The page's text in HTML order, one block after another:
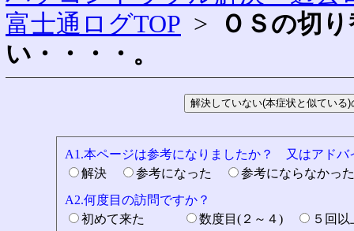
富士通ログTOP >
ＯＳの切
い・・・・。
A1.本ページは参考になりましたか？ 又はアドバ
解決
参考になった
参考にならなか
A2.何度目の訪問ですか？
初めて来た
数度目(２～４) ５回